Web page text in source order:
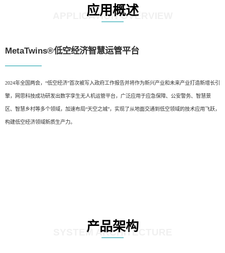
应用概述
APPLICATION OVERVIEW
MetaTwins®低空经济智慧运管平台
2024年全国两会，“低空经济”首次被写入政府工作报告并将作为新兴产业和未来产业打造新增长引
擎，网思科技成功研发出数字孪生无人机运管平台，广泛应用于应急保障、公安警务、智慧景
区、智慧乡村等多个领域，加速布局“天空之城”，实现了从地面交通到低空领域的技术应用飞跃，
构建低空经济领域新质生产力。
产品架构
SYSTEM ARCHITECTURE